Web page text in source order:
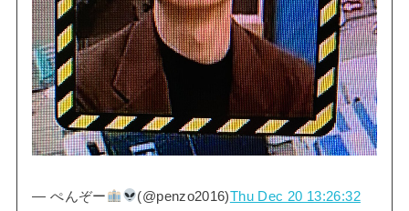
— ぺんぞー (@penzo2016)Thu Dec 20 13:26:32